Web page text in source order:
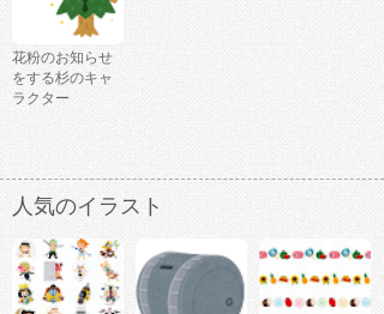
花粉のお知らせ
をする杉のキャ
ラクター
人気のイラスト